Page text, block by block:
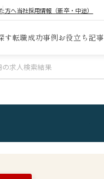
方へ当社採用情報（新卒・中途）
す転職成功事例お役立ち記事
求人検索結果